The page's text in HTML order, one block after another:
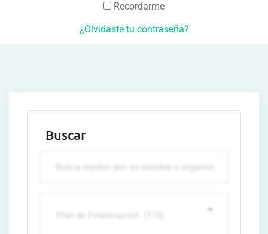
Recordarme
¿Olvidaste tu contraseña?
Buscar